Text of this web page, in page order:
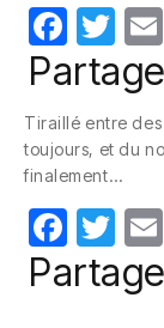
F
a
e
b
o
o
k
T
w
itt
er
Tiraillé entre
toujours, et du
finalement…
F
a
T
w
itt